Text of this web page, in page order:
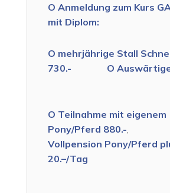
O Anmeldung zum Kurs
mit Diplom:
O mehrjährige Stall
730.- O Auswärtige
O Teilnahme mit eigenem
Pony/Pferd 880.- ,
Vollpension Pony/Pferd
20.–/Tag